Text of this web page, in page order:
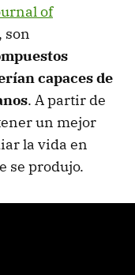
of
, son
capaces de
. A partir de
un mejor
la vida en
se produjo.